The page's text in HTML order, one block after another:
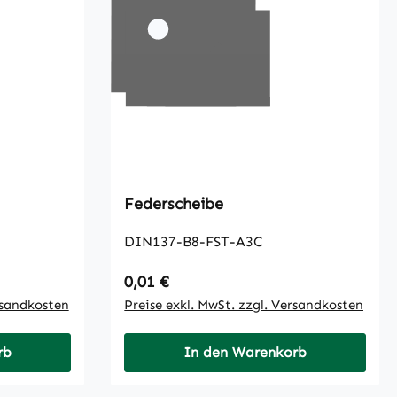
Federscheibe
DIN137-B8-FST-A3C
Regulärer Preis:
0,01 €
Preise exkl. MwSt. zzgl. Versandkosten
In den Warenkorb